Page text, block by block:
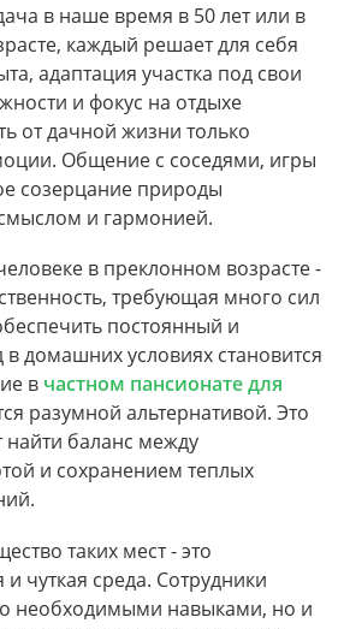
в наше время в 50 лет или в
каждый решает для себя
адаптация участка под свои
и фокус на отдыхе
от дачной жизни только
Общение с соседями, игры
созерцание природы
и гармонией.
в преклонном возрасте -
требующая много сил
постоянный и
в домашних условиях становится
в частном пансионате для
разумной альтернативой. Это
баланс между
и сохранением теплых
таких мест - это
чуткая среда. Сотрудники
необходимыми навыками, но и